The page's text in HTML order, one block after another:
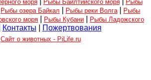
моря
Рыбы Байлтийского моря
Рыбы
Рыбы озера Байкал Рыбы реки Волга
Рыбы
моря Рыбы Кубани
Рыбы Ладожского
Контакты Пожертвования
Сайт о животных - PiLife.ru